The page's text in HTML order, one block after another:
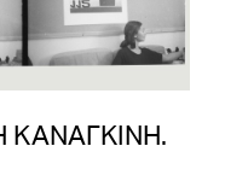
ΚΑΝΑΓΚΙΝΗ.